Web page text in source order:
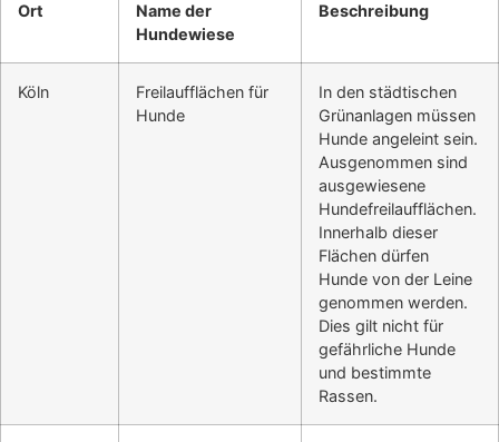
Ort
Name der
Hundewiese
Beschreibung
Köln
Freilaufflächen für
Hunde
In den städtischen
Grünanlagen müssen
Hunde angeleint sein.
Ausgenommen sind
ausgewiesene
Hundefreilaufflächen.
Innerhalb dieser
Flächen dürfen
Hunde von der Leine
genommen werden.
Dies gilt nicht für
gefährliche Hunde
und bestimmte
Rassen.